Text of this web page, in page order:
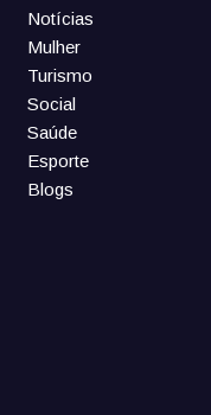
Notícias
Mulher
Turismo
Social
Saúde
Esporte
Blogs